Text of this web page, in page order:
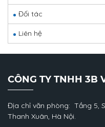
Đối tác
Liên hệ
CÔNG TY TNHH 3B
Địa chỉ văn phòng: Tầng 5,
Thanh Xuân, Hà Nội.